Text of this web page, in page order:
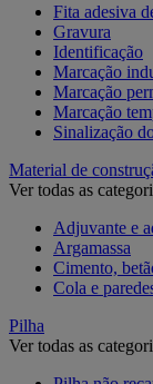
Fita adesiva
Gravura
Identificação
Marcação
Marcação
Marcação
Sinalização
Material de
Ver todas as
Adjuvante e
Argamassa
Cimento,
Cola e
Pilha
Ver todas as